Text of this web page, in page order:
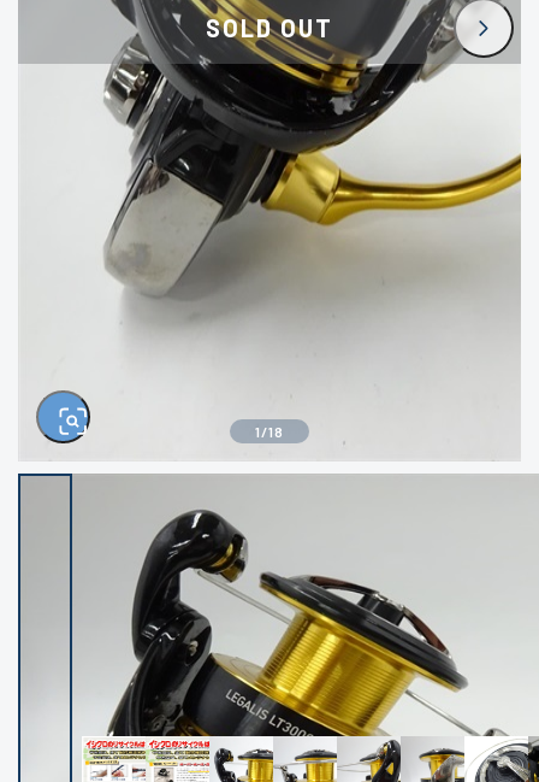
イシグロ岐阜店
イシグロ高林店
イシグロ西尾店
イシグロ三河安城店
イシグロ半田店
イシグロ岡崎若松店
イシグロ岡崎大樹寺店
イシグロ焼津店
イシグロ沼津店
イシグロ駿東柿田川店
イシグロ豊川店
イシグロ磐田店
イシグロ富士店
イシグロ御殿場店
イシグロ伊東店
(102592)
悪
著しく状態が悪いが使用はで
きるもの、改造品も含む
※ルアー、エギ、雑品、その他につきましては
ランク表記はございません。 状態は写真にて
ご確認ください。
SOLD OUT
1 /18